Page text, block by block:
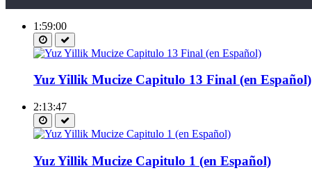
1:59:00
Yuz Yillik Mucize Capitulo 13 Final (en Español)
2:13:47
Yuz Yillik Mucize Capitulo 1 (en Español)